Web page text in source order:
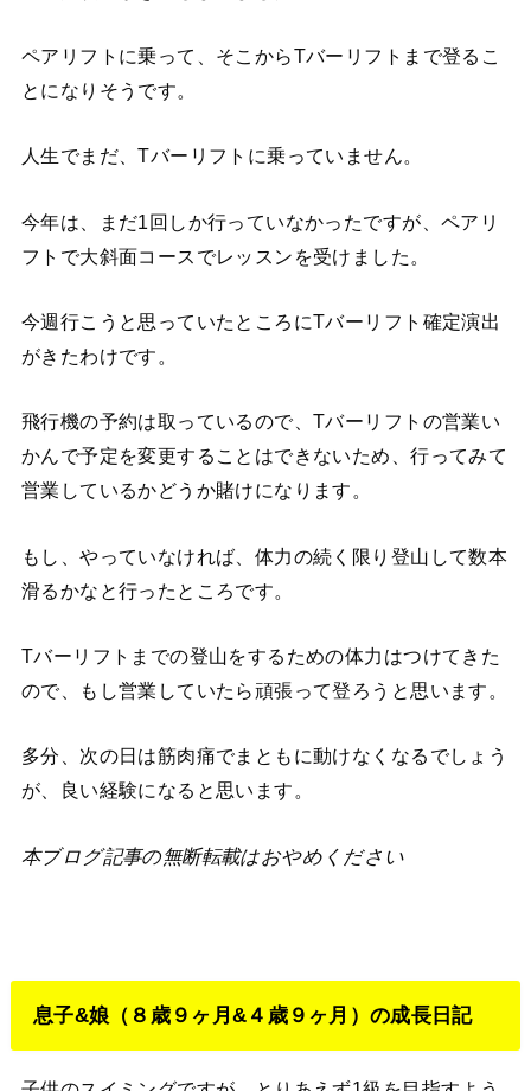
ペアリフトに乗って、そこからTバーリフトまで登るこ
とになりそうです。
人生でまだ、Tバーリフトに乗っていません。
今年は、まだ1回しか行っていなかったですが、ペアリ
フトで大斜面コースでレッスンを受けました。
今週行こうと思っていたところにTバーリフト確定演出
がきたわけです。
飛行機の予約は取っているので、Tバーリフトの営業い
かんで予定を変更することはできないため、行ってみて
営業しているかどうか賭けになります。
もし、やっていなければ、体力の続く限り登山して数本
滑るかなと行ったところです。
Tバーリフトまでの登山をするための体力はつけてきた
ので、もし営業していたら頑張って登ろうと思います。
多分、次の日は筋肉痛でまともに動けなくなるでしょう
が、良い経験になると思います。
本ブログ記事の無断転載はおやめください
息子&娘（８歳９ヶ月&４歳９ヶ月）の成長日記